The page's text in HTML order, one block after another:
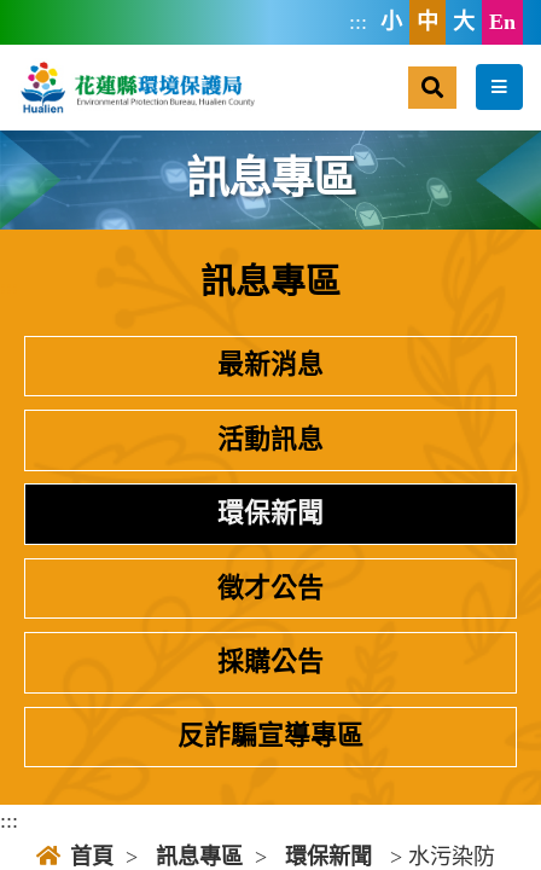
::: 小 中 大 En
選單
訊息專區
訊息專區
最新消息
活動訊息
環保新聞
徵才公告
採購公告
反詐騙宣導專區
:::
首頁 > 訊息專區 > 環保新聞
> 水污染防